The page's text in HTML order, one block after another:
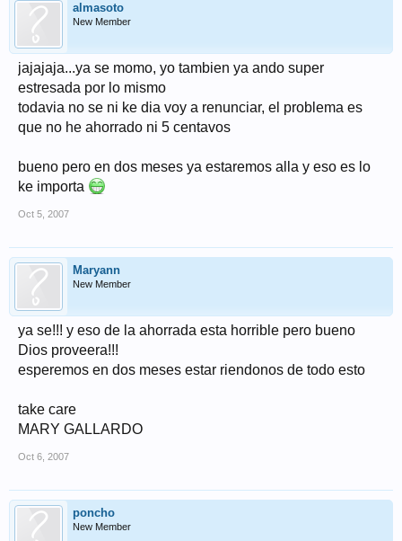
almasoto
New Member
jajajaja...ya se momo, yo tambien ya ando super
estresada por lo mismo
todavia no se ni ke dia voy a renunciar, el problema es
que no he ahorrado ni 5 centavos
bueno pero en dos meses ya estaremos alla y eso es lo
ke importa
Oct 5, 2007
Maryann
New Member
ya se!!! y eso de la ahorrada esta horrible pero bueno
Dios proveera!!!
esperemos en dos meses estar riendonos de todo esto
take care
MARY GALLARDO
Oct 6, 2007
poncho
New Member